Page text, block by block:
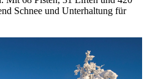
Schnee und Unterhaltung für